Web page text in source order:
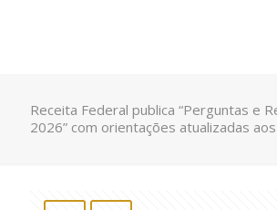
Receita Federal publica “Perguntas e
2026” com orientações atualizadas